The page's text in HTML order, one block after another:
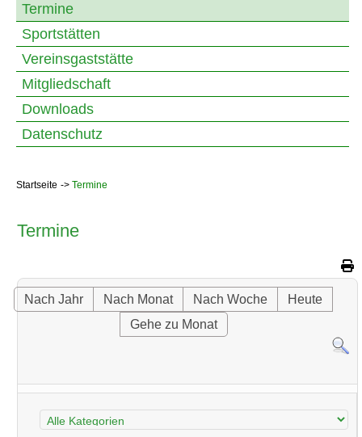
Termine
Sportstätten
Vereinsgaststätte
Mitgliedschaft
Downloads
Datenschutz
Startseite Termine
Termine
Nach Jahr Nach Monat Nach Woche
Heute
Gehe zu Monat
Eine Kategorie auswählen um die Liste zu filtern